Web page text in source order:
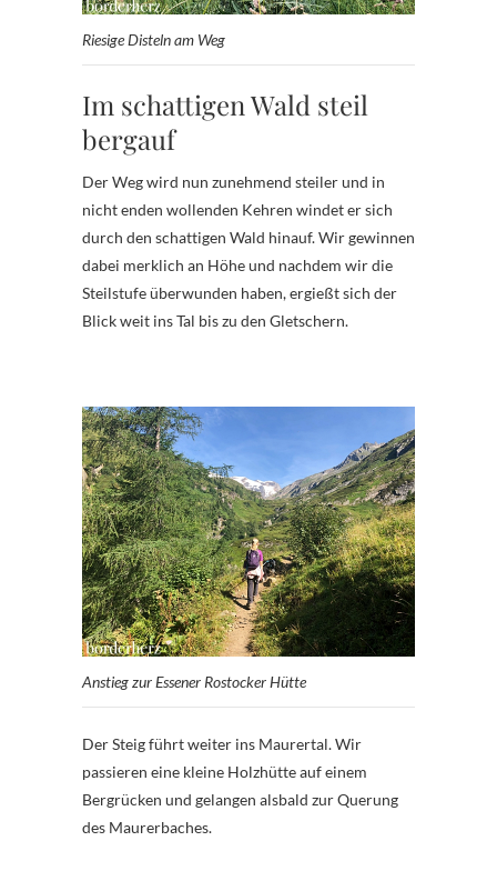
Riesige Disteln am Weg
Im schattigen Wald steil
bergauf
Der Weg wird nun zunehmend steiler und in
nicht enden wollenden Kehren windet er sich
durch den schattigen Wald hinauf. Wir gewinnen
dabei merklich an Höhe und nachdem wir die
Steilstufe überwunden haben, ergießt sich der
Blick weit ins Tal bis zu den Gletschern.
Anstieg zur Essener Rostocker Hütte
Der Steig führt weiter ins Maurertal. Wir
passieren eine kleine Holzhütte auf einem
Bergrücken und gelangen alsbald zur Querung
des Maurerbaches.